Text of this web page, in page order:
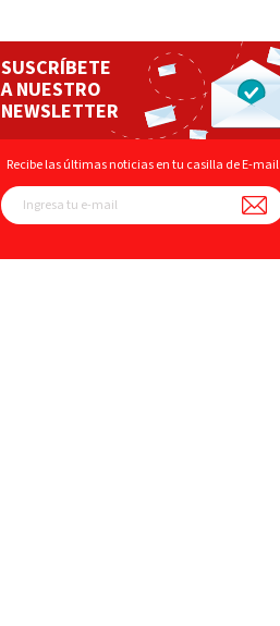
SUSCRÍBETE
A NUESTRO
NEWSLETTER
Recibe las últimas noticias en tu casilla de E-mail